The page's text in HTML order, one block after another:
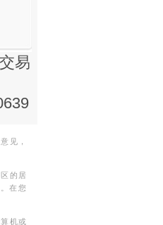
易
见，
的居
在您
机或